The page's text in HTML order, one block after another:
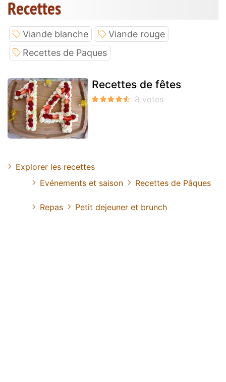
Recettes
Viande blanche
Viande rouge
Recettes de Paques
Recettes de fêtes
Explorer les recettes
Evénements et saison
Recettes de Pâques
Repas Petit dejeuner et brunch